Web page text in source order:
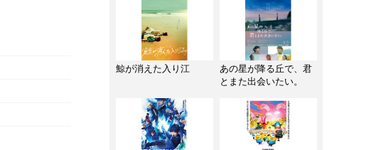
鯨が消えた入り江
あの星が降る丘で、君
とまた出会いたい。